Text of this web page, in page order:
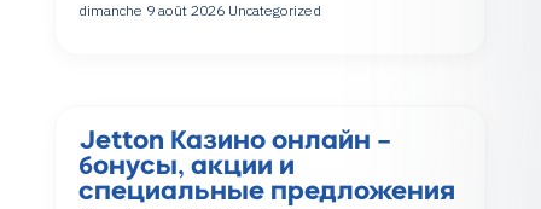
dimanche 9 août 2026 Uncategorized
Jetton Казино онлайн –
бонусы, акции и
специальные предложения